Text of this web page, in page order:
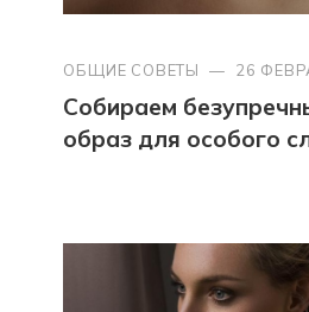
ОБЩИЕ СОВЕТЫ — 26
Собираем
образ для особого